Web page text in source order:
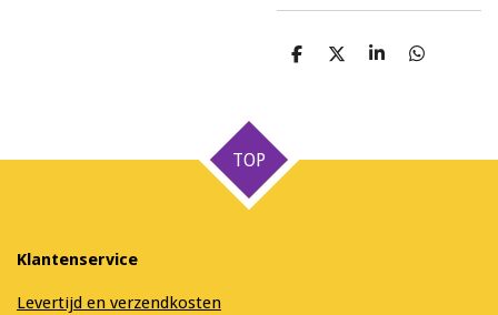
D
D
S
D
TOP
Klantenservice
Levertijd en verzendkosten